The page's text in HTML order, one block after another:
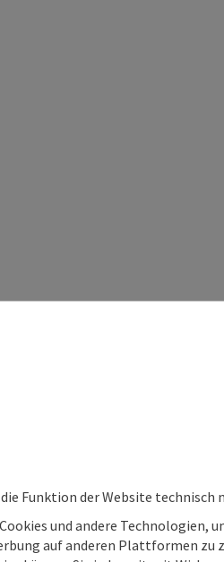
Funktion der Website
und andere Technologien,
auf anderen Plattformen zu